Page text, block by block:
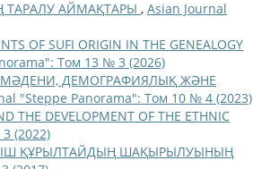
ТАРАЛУ АЙМАҚТАРЫ , Asian Journal
OF SUFI ORIGIN IN THE GENEALOGY
Том 13 № 3 (2026)
ДЕМОГРАФИЯЛЫҚ ЖӘНЕ
"Steppe Panorama": Том 10 № 4 (2023)
THE DEVELOPMENT OF THE ETHNIC
(2022)
ҚҰРЫЛТАЙДЫҢ ШАҚЫРЫЛУЫНЫҢ